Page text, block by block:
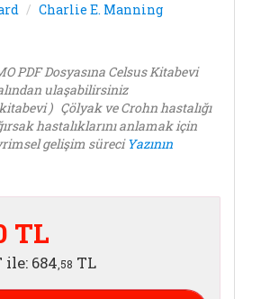
Charlie E. Manning
PDF Dosyasına Celsus Kitabevi
ulaşabilirsiniz
) Çölyak ve Crohn hastalığı
hastalıklarını anlamak için
gelişim süreciYazının
TL
ile: 684,58 TL